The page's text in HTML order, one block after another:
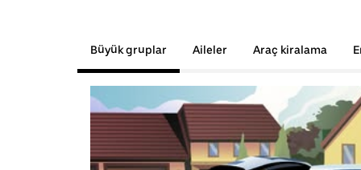
Büyük gruplar Aileler Araç kiralama